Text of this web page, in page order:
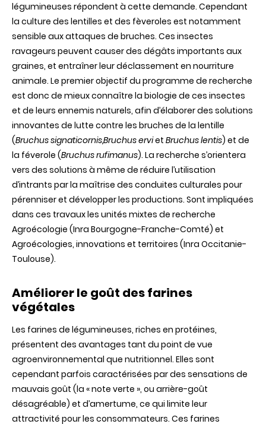
les
protéines
légumineuses répondent à cette demande. Cependant
la culture des lentilles et des fèveroles est notamment
sensible aux attaques de bruches. Ces insectes
ravageurs peuvent causer des dégâts importants aux
graines, et entraîner leur déclassement en nourriture
animale. Le premier objectif du programme de recherche
est donc de mieux connaître la biologie de ces insectes
et de leurs ennemis naturels, afin d’élaborer des solutions
innovantes de lutte contre les bruches de la lentille
(Bruchus signaticornis,Bruchus erviet Bruchus lentis) et de
la féverole (Bruchus rufimanus). La recherche s’orientera
vers des solutions à même de réduire l’utilisation
d’intrants par la maîtrise des conduites culturales pour
pérenniser et développer les productions. Sont impliquées
dans ces travaux les unités mixtes de recherche
Agroécologie (Inra Bourgogne-Franche-Comté) et
Agroécologies, innovations et territoires (Inra Occitanie-
Toulouse).
Améliorer le goût des farines
végétales
Les farines de légumineuses, riches en protéines,
présentent des avantages tant du point de vue
agroenvironnemental que nutritionnel. Elles sont
cependant parfois caractérisées par des sensations de
mauvais goût (la « note verte », ou arrière-goût
désagréable) et d’amertume, ce qui limite leur
attractivité pour les consommateurs. Ces farines